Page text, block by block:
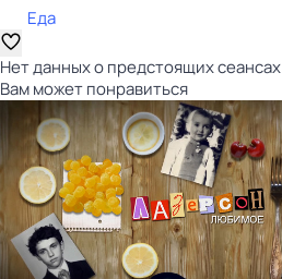
Еда
Нет данных о предстоящих сеансах
Вам может понравиться